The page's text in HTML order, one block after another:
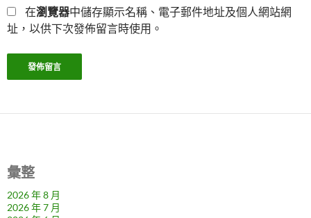
在瀏覽器中儲存顯示名稱、電子郵件地址及個人網站網
址，以供下次發佈留言時使用。
彙整
2026 年 8 月
2026 年 7 月